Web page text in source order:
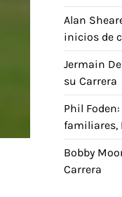
Alan
inicios de
Jermain
su Carrera
Phil
familiares,
Bobby
Carrera